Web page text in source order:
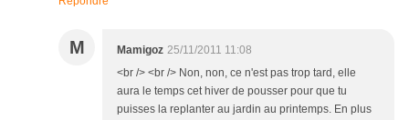
M Mamigoz 25/11/2011 11:08
<br /> <br /> Non, non, ce n'est pas trop tard, elle
aura le temps cet hiver de pousser pour que tu
puisses la replanter au jardin au printemps. En plus